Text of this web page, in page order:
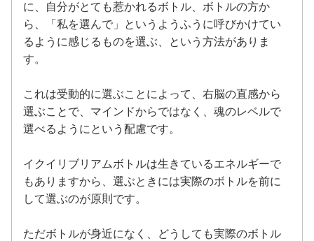
に、自分がとても惹かれるボトル、ボトルの方か
ら、「私を選んで」というようふうに呼びかけてい
るように感じるものを選ぶ、という方法がありま
す。
これは受動的に選ぶことによって、右脳の直感から
選ぶことで、マインドからではなく、魂のレベルで
選べるようにという配慮です。
イクイリブリアムボトルは生きているエネルギーで
もありますから、選ぶときには実際のボトルを前に
して選ぶのが原則です。
ただボトルが身近になく、どうしても実際のボトル